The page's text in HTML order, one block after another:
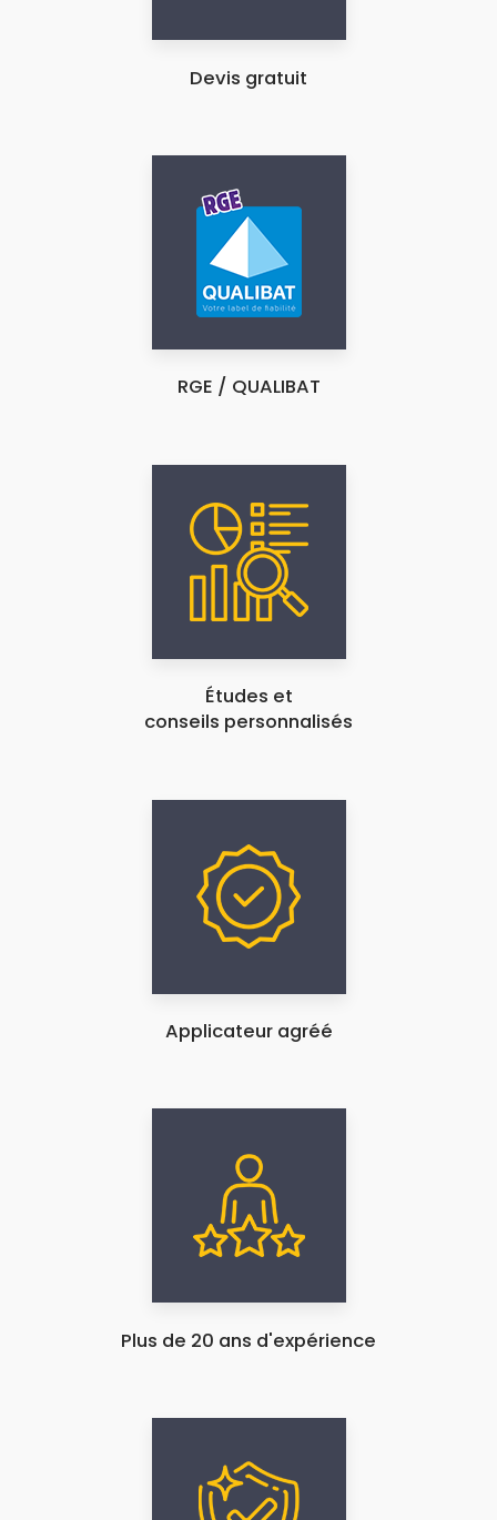
Devis gratuit
RGE / QUALIBAT
Études et
conseils personnalisés
Applicateur agréé
Plus de 20 ans d'expérience